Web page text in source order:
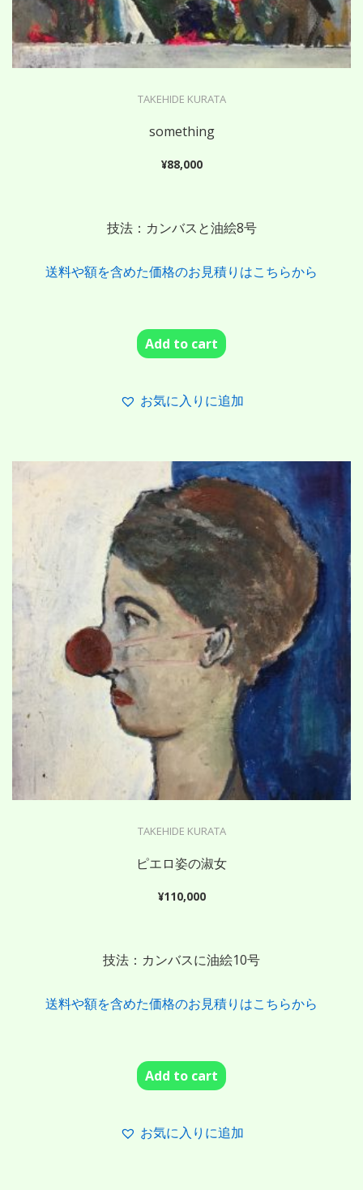
TAKEHIDE KURATA
something
¥88,000
技法：カンバスと油絵8号
送料や額を含めた価格のお見積りはこちらから
Add to cart
お気に入りに追加
TAKEHIDE KURATA
ピエロ姿の淑女
¥110,000
技法：カンバスに油絵10号
送料や額を含めた価格のお見積りはこちらから
Add to cart
お気に入りに追加